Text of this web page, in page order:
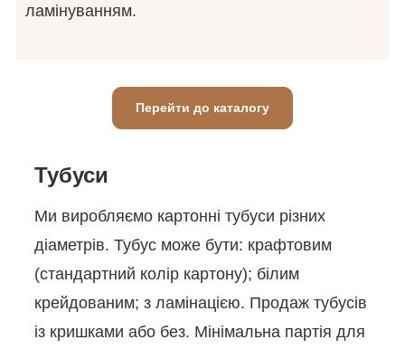
ламінуванням.
Перейти до каталогу
Тубуси
Ми виробляємо картонні тубуси різних
діаметрів. Тубус може бути: крафтовим
(стандартний колір картону); білим
крейдованим; з ламінацією. Продаж тубусів
із кришками або без. Мінімальна партія для